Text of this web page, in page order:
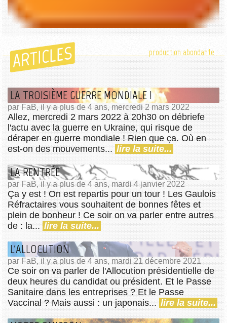
ARTICLES production abondante
LA TROISIÈME GUERRE MONDIALE !
par FaB, il y a plus de 4 ans, mercredi 2 mars 2022
Allez, mercredi 2 mars 2022 à 20h30 on débriefe
l'actu avec la guerre en Ukraine, qui risque de
déraper en guerre mondiale ! Rien que ça. Où en
est-on des mouvements... lire la suite...
LA RENTRÉE
par FaB, il y a plus de 4 ans, mardi 4 janvier 2022
Ça y est ! On est repartis pour un tour ! Les Gaulois
Réfractaires vous souhaitent de bonnes fêtes et
plein de bonheur ! Ce soir on va parler entre autres
de : la... lire la suite...
L'ALLOCUTION
par FaB, il y a plus de 4 ans, mardi 21 décembre 2021
Ce soir on va parler de l'Allocution présidentielle de
deux heures du candidat ou président. Et le Passe
Sanitaire dans les entreprises ? Et le Passe
Vaccinal ? Mais aussi : un japonais... lire la suite...